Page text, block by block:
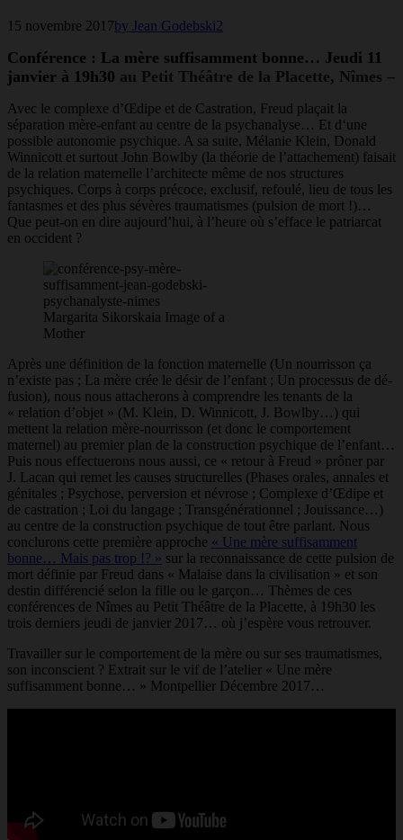
15 novembre 2017by Jean Godebski2
Conférence : La mère suffisamment bonne… Jeudi 11
janvier à 19h30 au Petit Théâtre de la Placette, Nîmes –
Avec le complexe d’Œdipe et de Castration, Freud plaçait la
séparation mère-enfant au centre de la psychanalyse… Et d‘une
possible autonomie psychique. A sa suite, Mélanie Klein, Donald
Winnicott et surtout John Bowlby (la théorie de l’attachement) faisait
de la relation maternelle l’architecte même de nos structures
psychiques. Corps à corps précoce, exclusif, refoulé, lieu de tous les
fantasmes et des plus sévères traumatismes (pulsion de mort !)…
Que peut-on en dire aujourd’hui, à l’heure où s’efface le patriarcat
en occident ?
Margarita Sikorskaia Image of a
Mother
Après une définition de la fonction maternelle (Un nourrisson ça
n’existe pas ; La mère crée le désir de l’enfant ; Un processus de dé-
fusion), nous nous attacherons à comprendre les tenants de la
« relation d’objet » (M. Klein, D. Winnicott, J. Bowlby…) qui
mettent la relation mère-nourrisson (et donc le comportement
maternel) au premier plan de la construction psychique de l’enfant…
Puis nous effectuerons nous aussi, ce « retour à Freud » prôner par
J. Lacan qui remet les causes structurelles (Phases orales, annales et
génitales ; Psychose, perversion et névrose ; Complexe d’Œdipe et
de castration ; Loi du langage ; Transgénérationnel ; Jouissance…)
au centre de la construction psychique de tout être parlant. Nous
conclurons cette première approche « Une mère suffisamment
bonne… Mais pas trop !? » sur la reconnaissance de cette pulsion de
mort définie par Freud dans « Malaise dans la civilisation » et son
destin différencié selon la fille ou le garçon… Thèmes de ces
conférences de Nîmes au Petit Théâtre de la Placette, à 19h30 les
trois derniers jeudi de janvier 2017… où j’espère vous retrouver.
Travailler sur le comportement de la mère ou sur ses traumatismes,
son inconscient ? Extrait sur le vif de l’atelier « Une mère
suffisamment bonne… » Montpellier Décembre 2017…